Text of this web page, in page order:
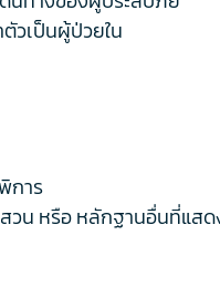
วเป็นผู้ป่วยใน
การ
วน หรือ หลักฐานอื่นที่แส